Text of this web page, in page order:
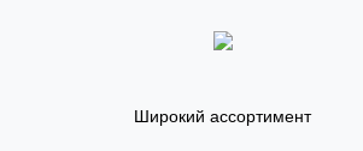
Широкий ассортимент